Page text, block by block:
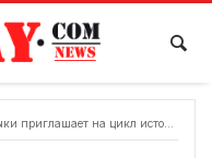
концертов в честь композитора Бориса Лятошинского